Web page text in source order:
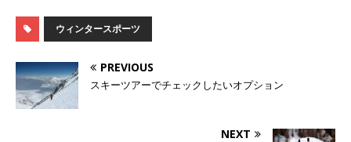
ウィンタースポーツ
PREVIOUS
スキーツアーでチェックしたいオプション
NEXT